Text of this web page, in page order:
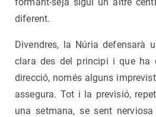
diferent.
Divendres, la Núria defensarà
clara des del principi i que ha
direcció, només alguns
assegura. Tot i la previsió,
una setmana, se sent